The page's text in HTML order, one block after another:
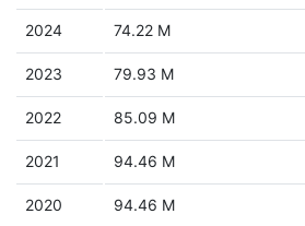
2024 74.22 M
2023 79.93 M
2022 85.09 M
2021 94.46 M
2020 94.46 M